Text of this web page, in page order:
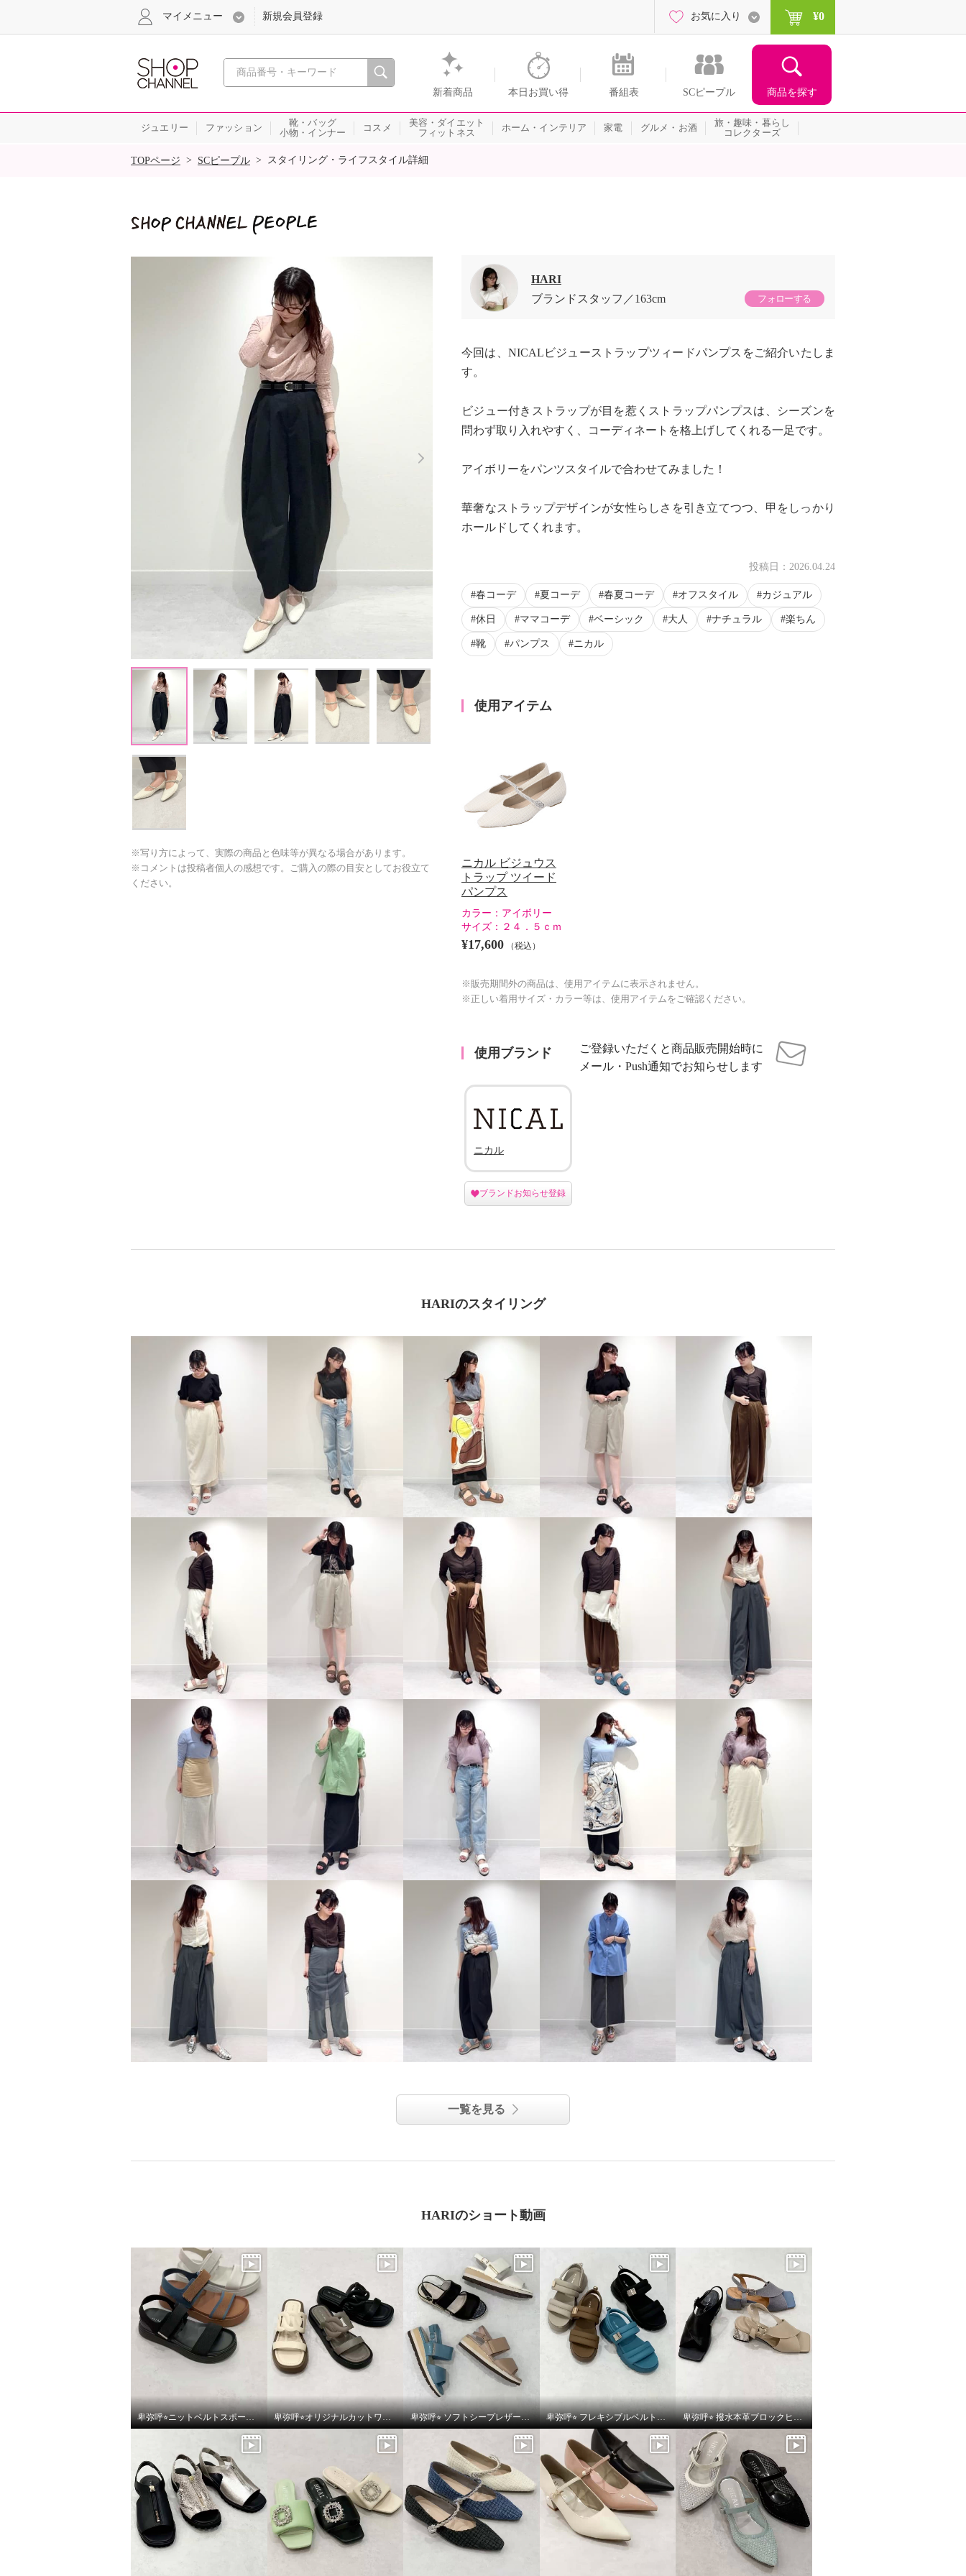
心おどる、瞬間を。通販・テレビショッピングのショップチャンネル
新着商品 本日お買い得 番組表 SCピープル 商品を探す
マイメニュー 新規会員登録 お気に入り ¥0
ジュエリー ファッション
靴・バッグ
小物・インナー
コスメ
美容・ダイエット
フィットネス
ホーム・インテリア 家電 グルメ・お酒
旅・趣味・暮らし
コレクターズ
SALE
TOPページ > SCピープル > スタイリング・ライフスタイル詳細
※写り方によって、実際の商品と色味等が異なる場合があります。
※コメントは投稿者個人の感想です。ご購入の際の目安としてお役立て
ください。
HARI
ブランドスタッフ
163cm フォローする
今回は、NICALビジューストラップツィードパンプスをご紹介いたしま
す。
ビジュー付きストラップが目を惹くストラップパンプスは、シーズンを
問わず取り入れやすく、コーディネートを格上げしてくれる一足です。
アイボリーをパンツスタイルで合わせてみました！
華奢なストラップデザインが女性らしさを引き立てつつ、甲をしっかり
ホールドしてくれます。
投稿日： 2026.04.24
春コーデ 夏コーデ 春夏コーデ オフスタイル カジュアル
休日 ママコーデ ベーシック 大人 ナチュラル 楽ちん
靴 パンプス ニカル
使用アイテム
ニカル ビジュウス
トラップ ツイード
パンプス
カラー： アイボリー
サイズ： ２４．５ｃｍ
¥17,600 （税込）
※販売期間外の商品は、使用アイテムに表示されません。
※正しい着用サイズ・カラー等は、使用アイテムをご確認ください。
使用ブランド
ご登録いただくと商品販売開始時に
メール・Push通知でお知らせします
ニカル
ブランドお知らせ登録
HARIのスタイリング
一覧を見る
HARIのショート動画
卑弥呼⭐︎ニットベルトスポーツサンダルをご紹介いたします。 卑弥呼⭐︎オリジナルカットワークボリュームソールサンダルをご紹介いたします。 卑弥呼⭐︎ ソフトシープレザーフレキシブルベルトパデットサンダルをご紹介いたします。 卑弥呼⭐︎ フレキシブルベルト厚底パデットサンダルをご紹介いたします。 卑弥呼⭐︎ 撥水本革ブロックヒールカバードクロスサンダルをご紹介いたします。